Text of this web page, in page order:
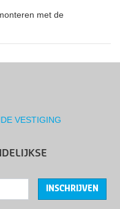
met de
VESTIGING
INSCHRIJVEN